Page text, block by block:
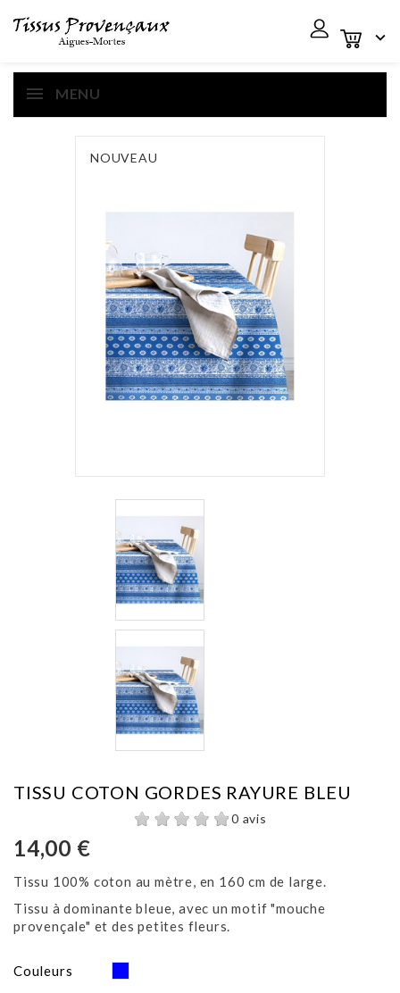

MENU
NOUVEAU
TISSU COTON GORDES RAYURE BLEU
0 avis
14,00 €
Tissu 100% coton au mètre, en 160 cm de large.
Tissu à dominante bleue, avec un motif "mouche
provençale" et des petites fleurs.
Couleurs Bleu